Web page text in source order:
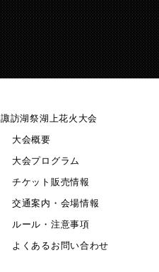
諏訪湖祭湖上花火大会
大会概要
大会プログラム
チケット販売情報
交通案内・会場情報
ルール・注意事項
よくあるお問い合わせ